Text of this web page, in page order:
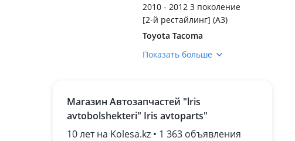
2010 - 2012 3 поколение
[2-й рестайлинг] (A3)
Toyota Tacoma
2015 - 2023 3 поколение
Lexus GX 460
2013 - н.в. 2 поколение
рестайлинг
Показать больше
Магазин Автозапчастей "lris
avtobolshekteri" Iris avtoparts"
10 лет на Kolesa.kz • 1 363 объявления